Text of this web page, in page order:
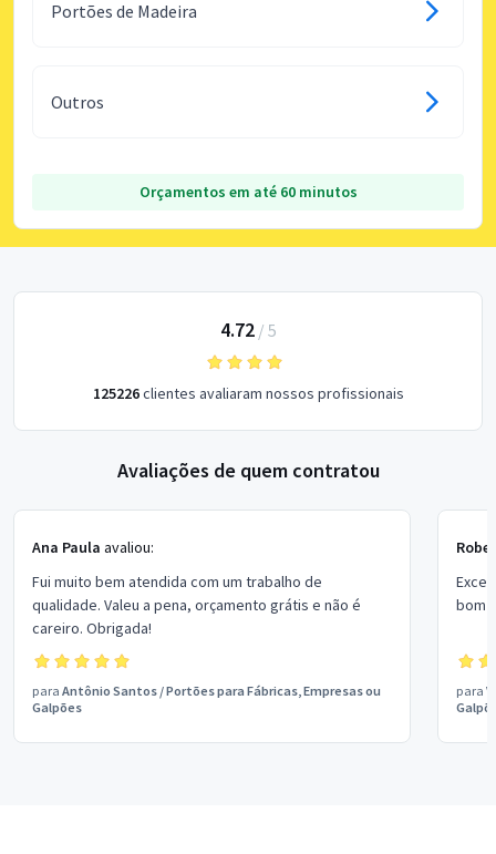
Portões de Madeira
Outros
Orçamentos em até 60 minutos
4.72/ 5
125226clientes avaliaram nossos profissionais
Avaliações de quem contratou
Ana Paula avaliou:
Fui muito bem atendida com um trabalho de
qualidade. Valeu a pena, orçamento grátis e não é
careiro. Obrigada!
para Antônio Santos /Portões para Fábricas, Empresas ou
Galpões
bom
para